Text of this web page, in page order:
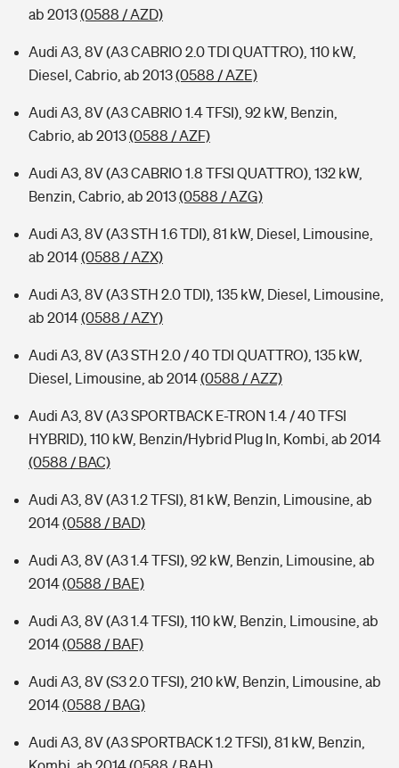
ab 2013(0588 / AZD)
Audi A3, 8V (A3 CABRIO 2.0 TDI QUATTRO), 110 kW,
Diesel, Cabrio, ab 2013(0588 / AZE)
Audi A3, 8V (A3 CABRIO 1.4 TFSI), 92 kW, Benzin,
Cabrio, ab 2013(0588 / AZF)
Audi A3, 8V (A3 CABRIO 1.8 TFSI QUATTRO), 132 kW,
Benzin, Cabrio, ab 2013(0588 / AZG)
Audi A3, 8V (A3 STH 1.6 TDI), 81 kW, Diesel, Limousine,
ab 2014(0588 / AZX)
Audi A3, 8V (A3 STH 2.0 TDI), 135 kW, Diesel, Limousine,
ab 2014(0588 / AZY)
Audi A3, 8V (A3 STH 2.0 / 40 TDI QUATTRO), 135 kW,
Diesel, Limousine, ab 2014(0588 / AZZ)
Audi A3, 8V (A3 SPORTBACK E-TRON 1.4 / 40 TFSI
HYBRID), 110 kW, Benzin/Hybrid Plug In, Kombi, ab 2014
(0588 / BAC)
Audi A3, 8V (A3 1.2 TFSI), 81 kW, Benzin, Limousine, ab
2014(0588 / BAD)
Audi A3, 8V (A3 1.4 TFSI), 92 kW, Benzin, Limousine, ab
2014(0588 / BAE)
Audi A3, 8V (A3 1.4 TFSI), 110 kW, Benzin, Limousine, ab
2014(0588 / BAF)
Audi A3, 8V (S3 2.0 TFSI), 210 kW, Benzin, Limousine, ab
2014(0588 / BAG)
Audi A3, 8V (A3 SPORTBACK 1.2 TFSI), 81 kW, Benzin,